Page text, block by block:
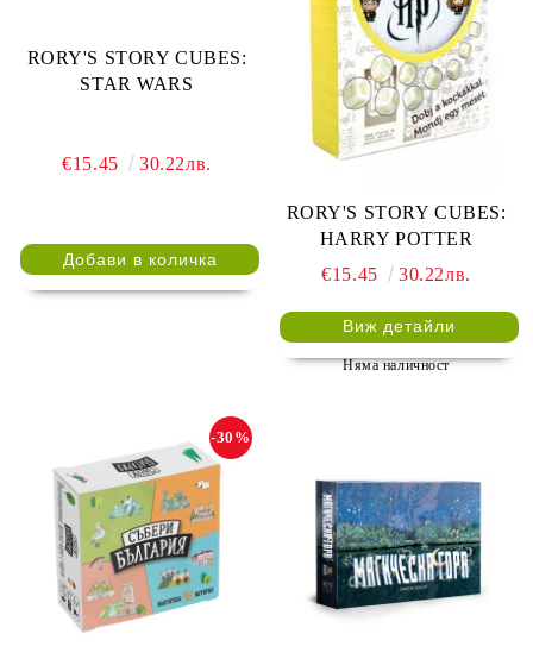
RORY'S STORY CUBES:
STAR WARS
€15.45 30.22лв.
RORY'S STORY CUBES:
HARRY POTTER
€15.45
30.22лв.
Виж детайли
Няма наличност
-30%